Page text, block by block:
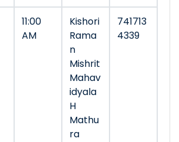
11:00
AM
Kishori
Rama
n
Mishrit
Mahav
idyala
H
Mathu
ra
741713
4339